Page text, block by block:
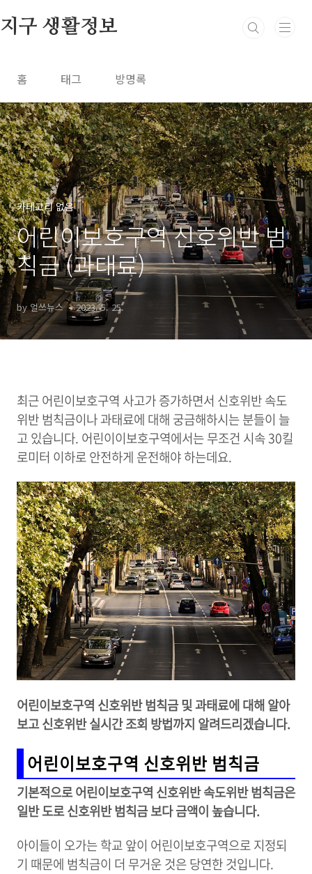
지구 생활정보
홈 태그 방명록
카테고리 없음
어린이보호구역 신호위반 범
칙금 (과태료)
by 얼쓰뉴스 2023. 5. 25.
최근 어린이보호구역 사고가 증가하면서 신호위반 속도
위반 범칙금이나 과태료에 대해 궁금해하시는 분들이 늘
고 있습니다. 어린이이보호구역에서는 무조건 시속 30킬
로미터 이하로 안전하게 운전해야 하는데요.
어린이보호구역 신호위반 범칙금 및 과태료에 대해 알아
보고 신호위반 실시간 조회 방법까지 알려드리겠습니다.
어린이보호구역 신호위반 범칙금
기본적으로 어린이보호구역 신호위반 속도위반 범칙금은
일반 도로 신호위반 범칙금 보다 금액이 높습니다.
아이들이 오가는 학교 앞이 어린이보호구역으로 지정되
기 때문에 범칙금이 더 무거운 것은 당연한 것입니다.